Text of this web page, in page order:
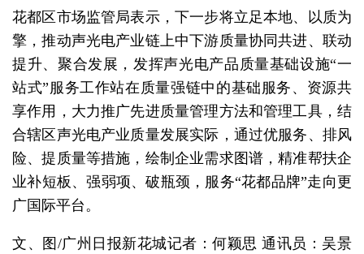
花都区市场监管局表示，下一步将立足本地、以质为
擎，推动声光电产业链上中下游质量协同共进、联动
提升、聚合发展，发挥声光电产品质量基础设施“一
站式”服务工作站在质量强链中的基础服务、资源共
享作用，大力推广先进质量管理方法和管理工具，结
合辖区声光电产业质量发展实际，通过优服务、排风
险、提质量等措施，绘制企业需求图谱，精准帮扶企
业补短板、强弱项、破瓶颈，服务“花都品牌”走向更
广国际平台。
文、图/广州日报新花城记者：何颖思 通讯员：吴景